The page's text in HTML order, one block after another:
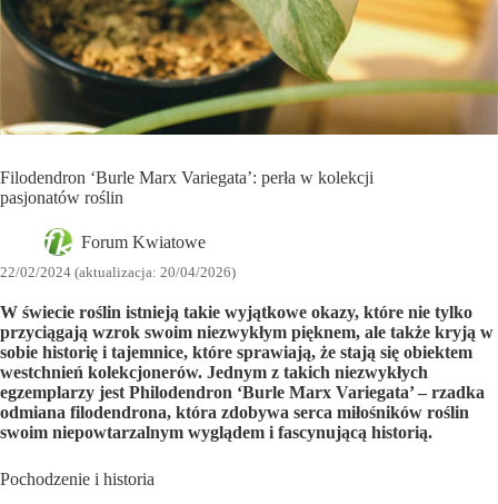
Filodendron ‘Burle Marx Variegata’: perła w kolekcji
pasjonatów roślin
Forum Kwiatowe
22/02/2024 (aktualizacja: 20/04/2026)
W świecie roślin istnieją takie wyjątkowe okazy, które nie tylko
przyciągają wzrok swoim niezwykłym pięknem, ale także kryją w
sobie historię i tajemnice, które sprawiają, że stają się obiektem
westchnień kolekcjonerów. Jednym z takich niezwykłych
egzemplarzy jest Philodendron ‘Burle Marx Variegata’ – rzadka
odmiana filodendrona, która zdobywa serca miłośników roślin
swoim niepowtarzalnym wyglądem i fascynującą historią.
Pochodzenie i historia